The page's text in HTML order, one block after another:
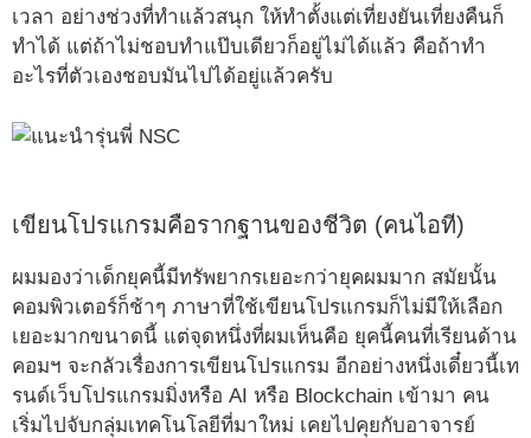
เวลา อย่างช่วงที่ทำแล้วสนุก ให้ทำตั้งแต่เที่ยงยันเที่ยงคืนก็
ทำได้ แต่ถ้าไม่ชอบทำแป๊บเดียวก็อยู่ไม่ได้แล้ว คือถ้าทำ
อะไรที่ตัวเองชอบมันไปได้อยู่แล้วครับ
เขียนโปรแกรมคือรากฐานของชีวิต (คนไอที)
ผมมองว่าเด็กยุคนี้มีทรัพยากรเยอะกว่ายุคผมมาก สมัยนั้น
คอมพิวเตอร์ก็ช้าๆ ภาษาที่ใช้เขียนโปรแกรมก็ไม่มีให้เลือก
เยอะมากขนาดนี้ แต่จุดหนึ่งที่ผมเห็นคือ ยุคนี้คนที่เรียนด้าน
คอมฯ จะกลัวเรื่องการเขียนโปรแกรม อีกอย่างหนึ่งเดี๋ยวนี้เท
รนด์เว็บโปรแกรมมิ่งหรือ AI หรือ Blockchain เข้ามา คน
เริ่มไปจับกลุ่มเทคโนโลยีที่มาใหม่ เคยไปคุยกับอาจารย์